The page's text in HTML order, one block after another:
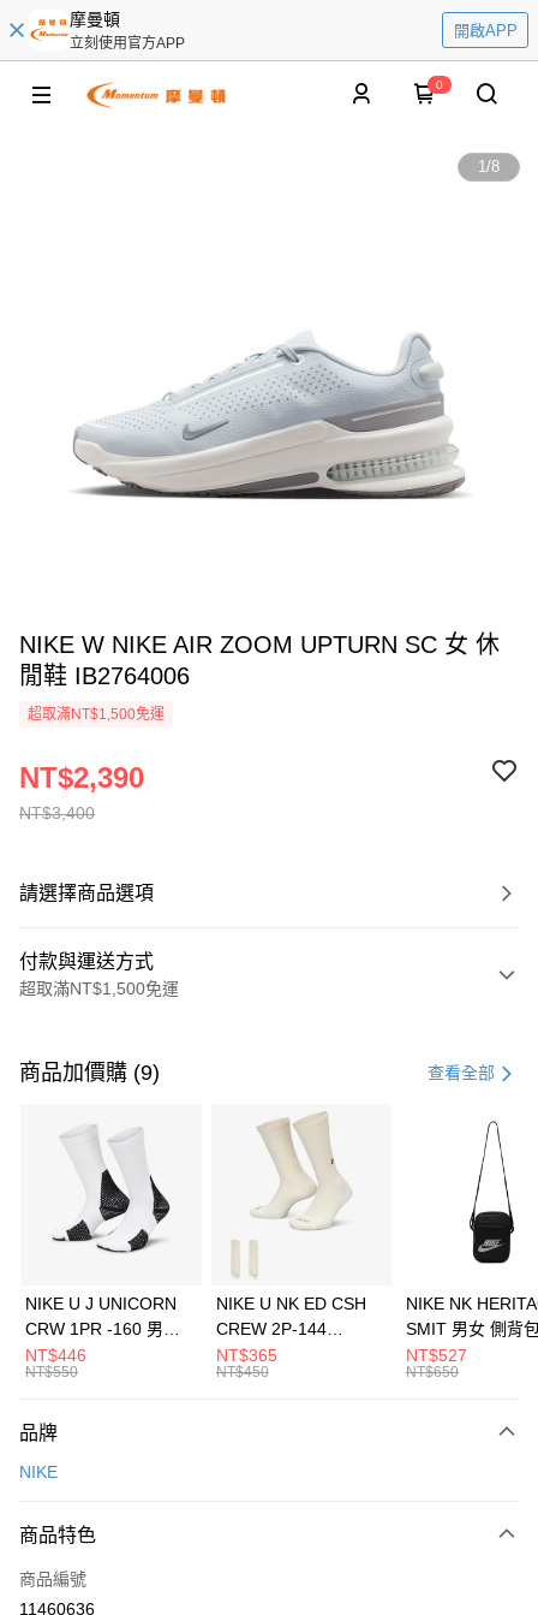
摩曼頓
立刻使用官方APP
開啟APP
0
1/8
NIKE W NIKE AIR ZOOM UPTURN SC 女 休
閒鞋 IB2764006
超取滿NT$1,500免運
NT$3,400
NT$2,390
請選擇商品選項
付款與運送方式
超取滿NT$1,500免運
信用卡一次付款
3 期 0 利率 每期 21家銀行
合作金庫商業銀行
第一商業銀行
華南商業銀行
彰化商業銀行
上海商業儲蓄銀行
元大商業銀行
台灣樂天信用卡公司
Apple Pay
全盈+PAY
AFTEE先享後付
【關於「AFTEE先享後付」】
便利好安心！
３．安心：先確認商品／服務後，再付款。
【「AFTEE先享後付」結帳流程】
１．於結帳方式選擇「AFTEE先享後付」後，將跳轉至「AFTEE先享後付」
運送方式
每筆NT$100，滿NT$1,500(含以上)免運費
宅配
商品加價購 (9) 查看全部
NIKE U J UNICORN
CRW 1PR -160 男女
中統襪 FZ3393100
NT$446
NT$550
NIKE U NK ED CSH
CREW 2P-144
EMBRDY 男女 短統襪
FZ3073133
NT$365
NT$450
NIKE NK
SMIT 男女 側背
BA5871010
NT$527
NT$650
品牌
NIKE
商品特色
商品編號
11460636